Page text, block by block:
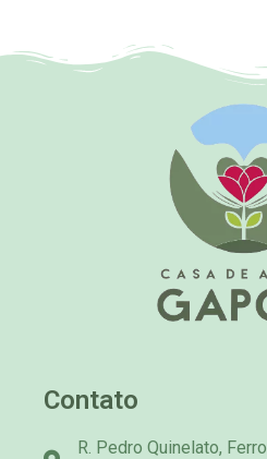
Contato
R. Pedro Quinelato,